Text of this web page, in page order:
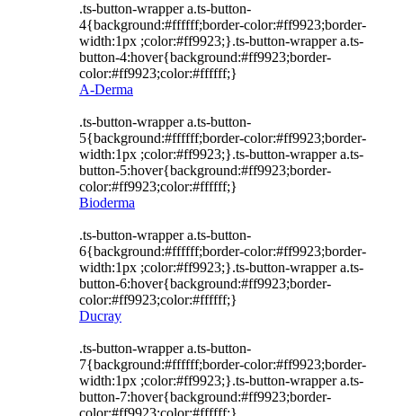
.ts-button-wrapper a.ts-button-
4{background:#ffffff;border-color:#ff9923;border-
width:1px ;color:#ff9923;}.ts-button-wrapper a.ts-
button-4:hover{background:#ff9923;border-
color:#ff9923;color:#ffffff;}
A-Derma
.ts-button-wrapper a.ts-button-
5{background:#ffffff;border-color:#ff9923;border-
width:1px ;color:#ff9923;}.ts-button-wrapper a.ts-
button-5:hover{background:#ff9923;border-
color:#ff9923;color:#ffffff;}
Bioderma
.ts-button-wrapper a.ts-button-
6{background:#ffffff;border-color:#ff9923;border-
width:1px ;color:#ff9923;}.ts-button-wrapper a.ts-
button-6:hover{background:#ff9923;border-
color:#ff9923;color:#ffffff;}
Ducray
.ts-button-wrapper a.ts-button-
7{background:#ffffff;border-color:#ff9923;border-
width:1px ;color:#ff9923;}.ts-button-wrapper a.ts-
button-7:hover{background:#ff9923;border-